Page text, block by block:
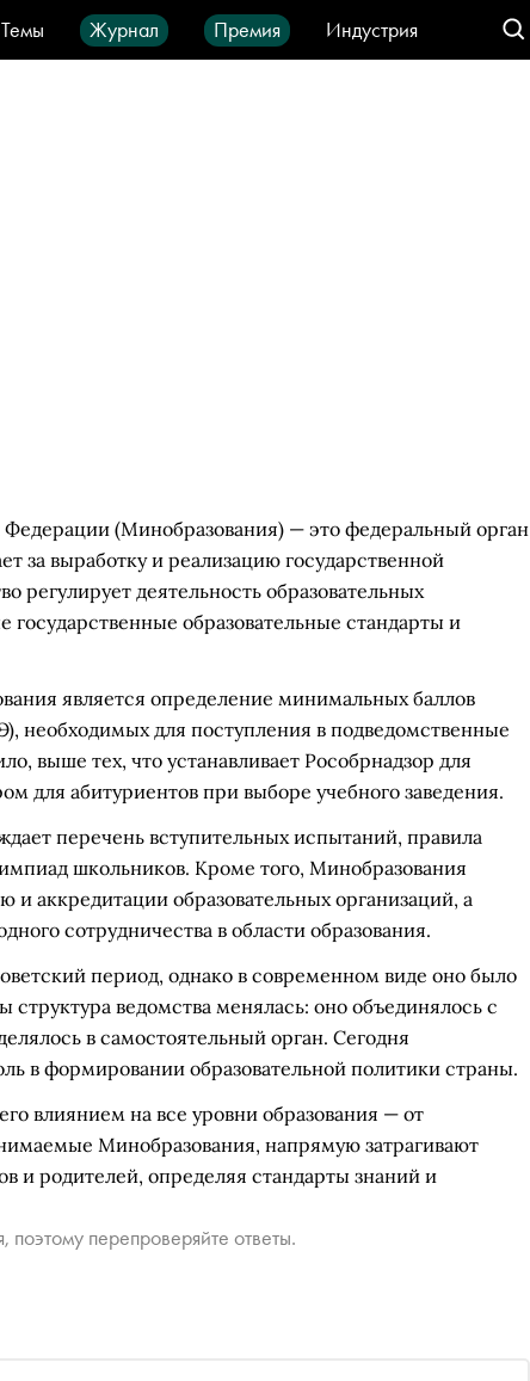
Темы Журнал Премия
Индустрия
Видео Город IT-продукты
(Минобразования) — это федеральный орган
за выработку и реализацию государственной
регулирует деятельность образовательных
государственные образовательные стандарты и
является определение минимальных баллов
необходимых для поступления в подведомственные
выше тех, что устанавливает Рособрнадзор для
для абитуриентов при выборе учебного заведения.
перечень вступительных испытаний, правила
школьников. Кроме того, Минобразования
и аккредитации образовательных организаций, а
сотрудничества в области образования.
период, однако в современном виде оно было
ведомства менялась: оно объединялось с
в самостоятельный орган. Сегодня
в формировании образовательной политики страны.
влиянием на все уровни образования — от
Минобразования, напрямую затрагивают
и родителей, определяя стандарты знаний и
перепроверяйте ответы.